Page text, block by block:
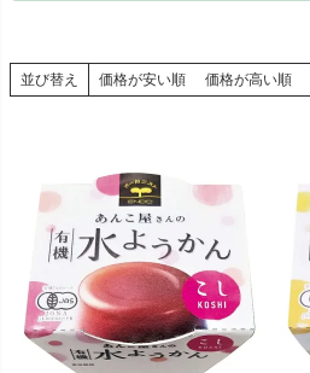
並び替え 価格が安い順 価格が高い順